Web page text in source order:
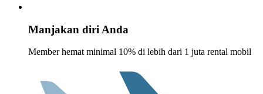
Manjakan diri Anda
Member hemat minimal 10% di lebih dari 1 juta rental mobil